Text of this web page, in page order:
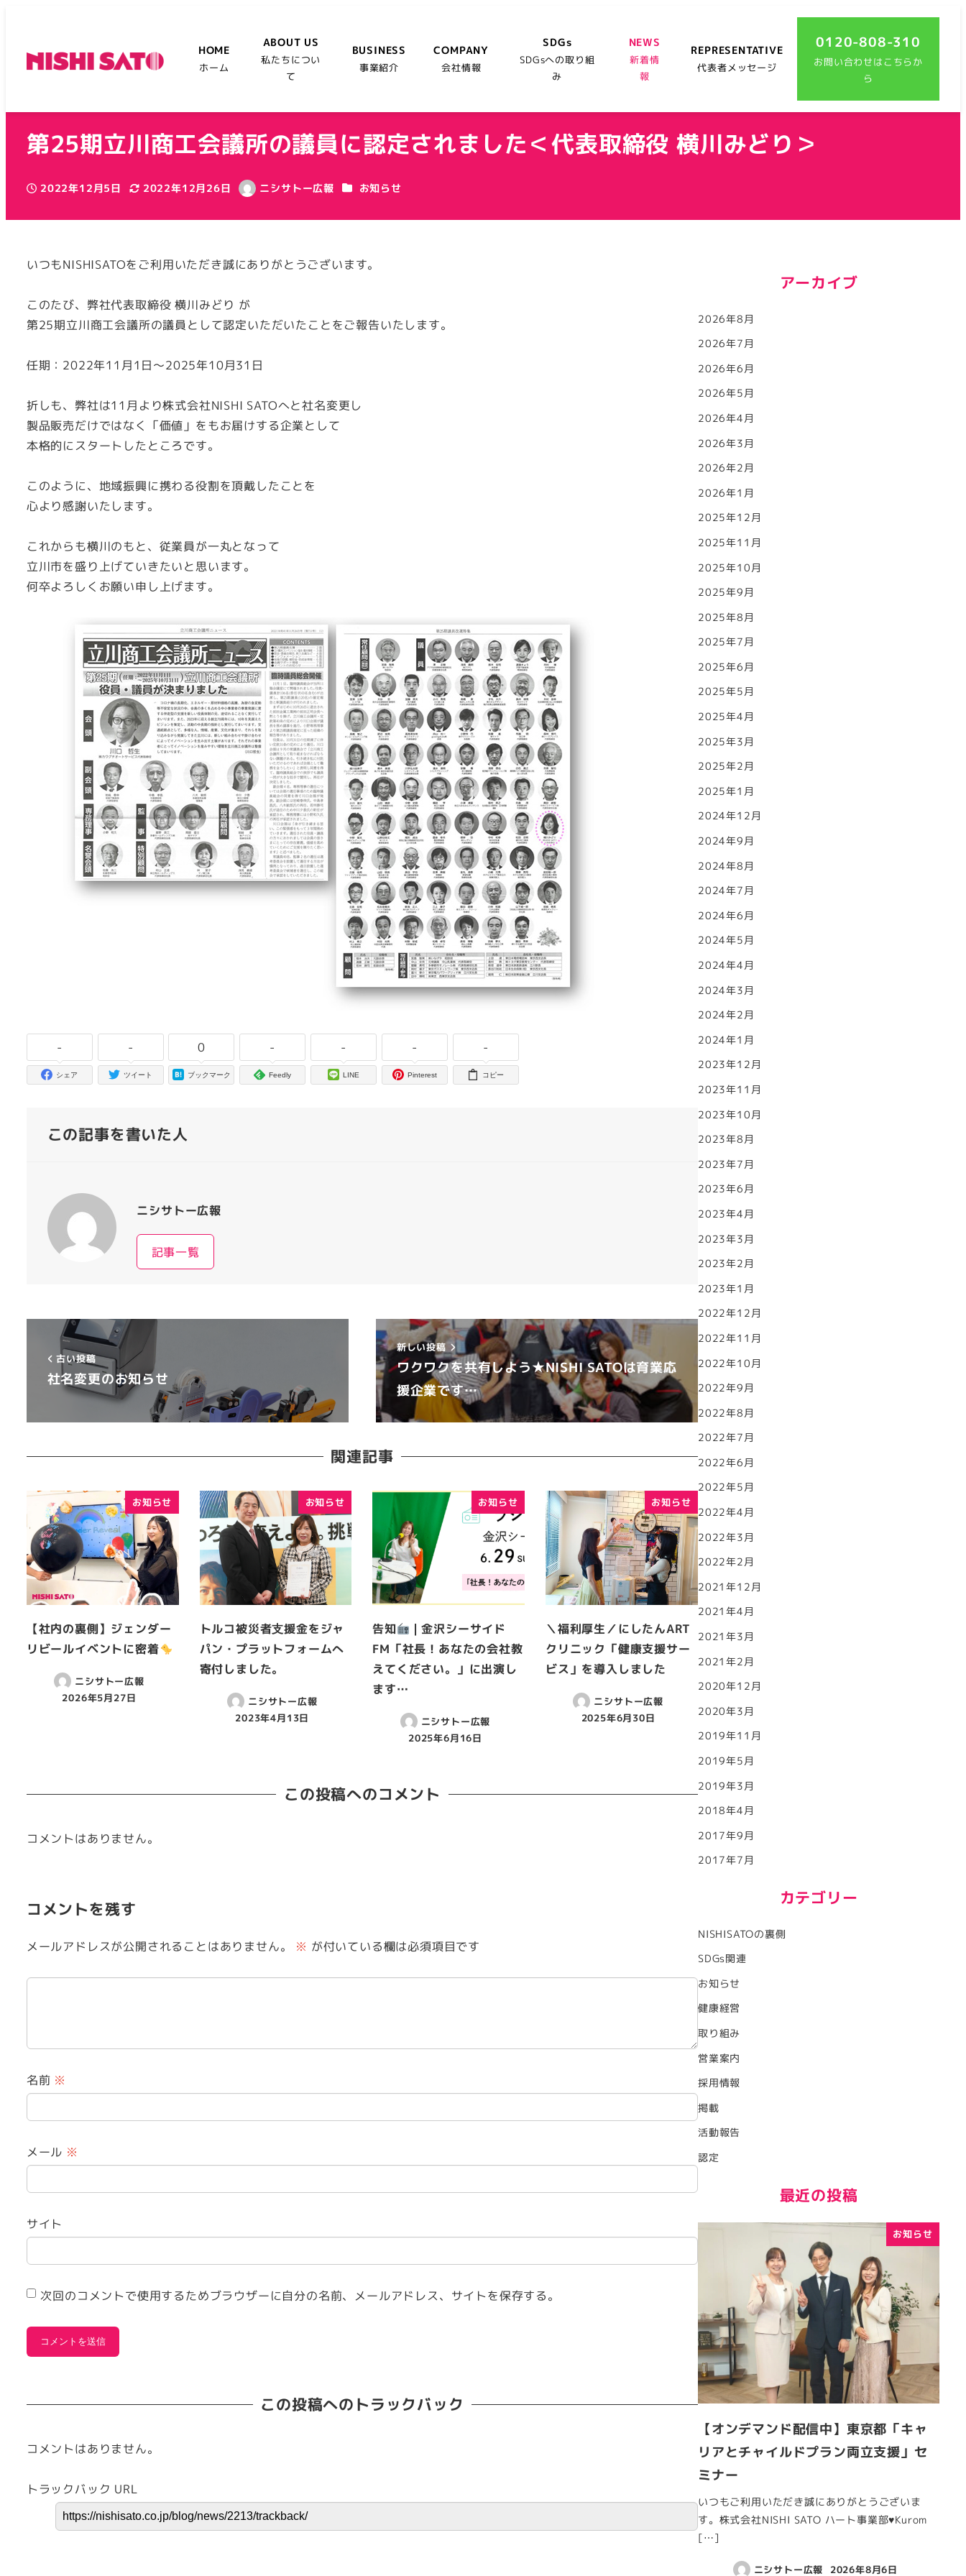
HOME
ホーム
ABOUT US
私たちについ
て
BUSINESS
事業紹介
COMPANY
会社情報
SDGs
SDGsへの取り組
み
NEWS
新着情
報
REPRESENTATIVE
代表者メッセージ
0120-808-310
お問い合わせはこちらか
ら
第25期立川商工会議所の議員に認定されました＜代表取締役 横川みどり＞
投稿日
2022年12月5日
更新日
2022年12月26日
著
ニシサトー広報 カテゴリー
お知らせ
いつもNISHISATOをご利用いただき誠にありがとうございます。
このたび、弊社代表取締役 横川みどり が
第25期立川商工会議所の議員として認定いただいたことをご報告いたします。
任期：2022年11月1日～2025年10月31日
折しも、弊社は11月より株式会社NISHI SATOへと社名変更し
製品販売だけではなく「価値」をもお届けする企業として
本格的にスタートしたところです。
このように、地域振興に携わる役割を頂戴したことを
心より感謝いたします。
これからも横川のもと、従業員が一丸となって
立川市を盛り上げていきたいと思います。
何卒よろしくお願い申し上げます。
-
シェア
-
ツイート
0
ブックマーク
-
Feedly
-
LINE
-
Pinterest
-
コピー
この記事を書いた人
ニシサトー広報
記事一覧
古い投稿
社名変更のお知らせ
新しい投稿
ワクワクを共有しよう★NISHI SATOは育業応
援企業です…
関連記事
お知らせ
【社内の裏側】ジェンダー
リビールイベントに密着
ニシサトー広報
2026年5月27日
お知らせ
トルコ被災者⽀援金をジャ
パン・プラットフォームへ
寄付しました。
ニシサトー広報
2023年4月13日
お知らせ
告知
| 金沢シーサイド
FM「社長！あなたの会社教
えてください。」に出演し
ます…
ニシサトー広報
2025年6月16日
お知らせ
＼福利厚生／にしたんART
クリニック「健康支援サー
ビス」を導入しました
ニシサトー広報
2025年6月30日
この投稿へのコメント
コメントはありません。
コメントを残す
メールアドレスが公開されることはありません。 ※ が付いている欄は必須項目です
名前 ※
メール ※
サイト
次回のコメントで使用するためブラウザーに自分の名前、メールアドレス、サイトを保存する。
この投稿へのトラックバック
コメントはありません。
トラックバック URL
アーカイブ
2026年8月
2026年7月
2026年6月
2026年5月
2026年4月
2026年3月
2026年2月
2026年1月
2025年12月
2025年11月
2025年10月
2025年9月
2025年8月
2025年7月
2025年6月
2025年5月
2025年4月
2025年3月
2025年2月
2025年1月
2024年12月
2024年9月
2024年8月
2024年7月
2024年6月
2024年5月
2024年4月
2024年3月
2024年2月
2024年1月
2023年12月
2023年11月
2023年10月
2023年8月
2023年7月
2023年6月
2023年4月
2023年3月
2023年2月
2023年1月
2022年12月
2022年11月
2022年10月
2022年9月
2022年8月
2022年7月
2022年6月
2022年5月
2022年4月
2022年3月
2022年2月
2021年12月
2021年4月
2021年3月
2021年2月
2020年12月
2020年3月
2019年11月
2019年5月
2019年3月
2018年4月
2017年9月
2017年7月
カテゴリー
NISHISATOの裏側
SDGs関連
お知らせ
健康経営
取り組み
営業案内
採用情報
掲載
活動報告
認定
最近の投稿
お知らせ
【オンデマンド配信中】東京都「キャ
リアとチャイルドプラン両立支援」セ
ミナー
いつもご利用いただき誠にありがとうございま
す。株式会社NISHI SATO ハート事業部♥Kurom
[…]
ニシサトー広報 2026年8月6日